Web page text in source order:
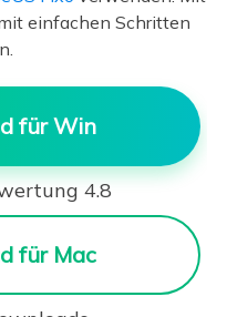
einfachen Schritten
für Win
4.8
für Mac